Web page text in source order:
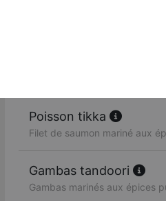
Poisson tikka
Filet de saumon mariné aux
Gambas tandoori
Gambas marinés aux épices